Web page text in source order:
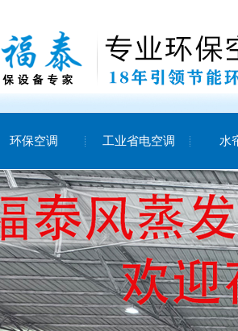
环保空调 工业省电空调 水